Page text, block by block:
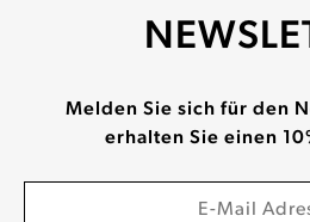
Melden Sie sich für den
erhalten Sie einen